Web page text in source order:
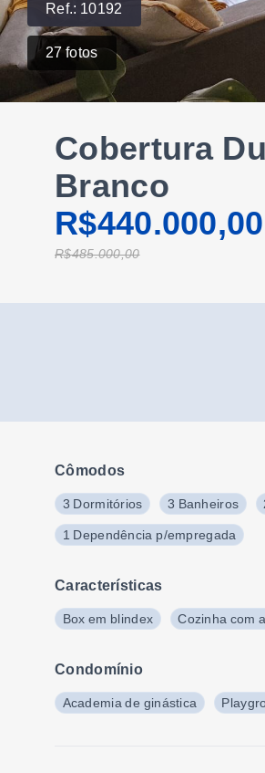
Ref.: 10192
27 fotos
Cobertura
Branco
R$440.000,00
R$485.000,00
Cômodos
3 Dormitórios 3 Banheiros
1 Dependência p/empregada
Características
Box em blindex Cozinha com
Condomínio
Academia de ginástica